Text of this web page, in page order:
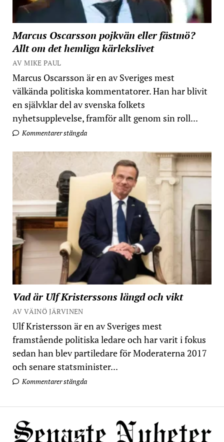
Marcus Oscarsson pojkvän eller fästmö?
Allt om det hemliga kärlekslivet
AV MIKE PAUL
Marcus Oscarsson är en av Sveriges mest
välkända politiska kommentatorer. Han har blivit
en självklar del av svenska folkets
nyhetsupplevelse, framför allt genom sin roll...
Kommentarer stängda
Vad är Ulf Kristerssons längd och vikt
AV VÄINÖ JÄRVINEN
Ulf Kristersson är en av Sveriges mest
framstående politiska ledare och har varit i fokus
sedan han blev partiledare för Moderaterna 2017
och senare statsminister...
Kommentarer stängda